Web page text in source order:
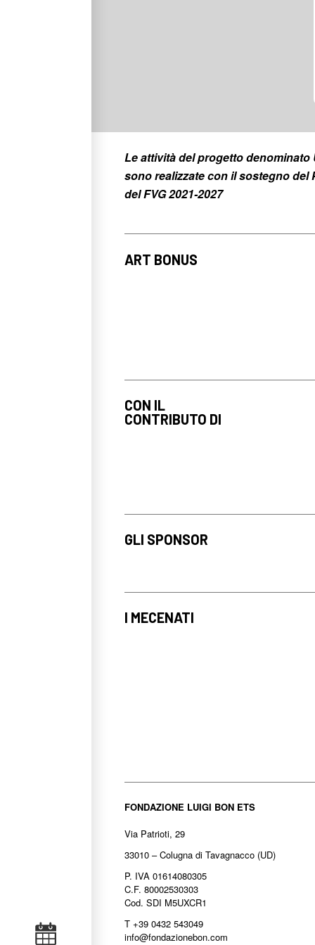
Le attività del progetto denominato
sono realizzate con il sostegno del
del FVG 2021-2027
ART BONUS
CON IL
CONTRIBUTO DI
GLI SPONSOR
I MECENATI
FONDAZIONE LUIGI BON ETS
Via Patrioti, 29
33010 – Colugna di Tavagnacco (UD)
P. IVA 01614080305
C.F. 80002530303
Cod. SDI M5UXCR1
T +39 0432 543049
info@fondazionebon.com